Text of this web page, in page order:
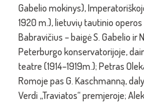
Gabelio mokinys),
1920 m.), lietuvių tautinio
Babravičius – baigė S. Gabelio ir
Peterburgo konservatorijoje,
teatre (1914–1919m.); Petras
Romoje pas G. Kaschmanną,
Verdi „Traviatos“ premjeroje;